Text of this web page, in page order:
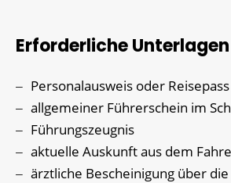
Erforderliche Unterlagen
Personalausweis oder Reisepass
allgemeiner Führerschein im
Führungszeugnis
aktuelle Auskunft aus dem
ärztliche Bescheinigung über